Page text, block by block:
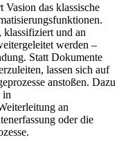
das klassische
klassifiziert und an
werden –
Statt Dokumente
lassen sich auf
anstoßen. Dazu
in
an
oder die